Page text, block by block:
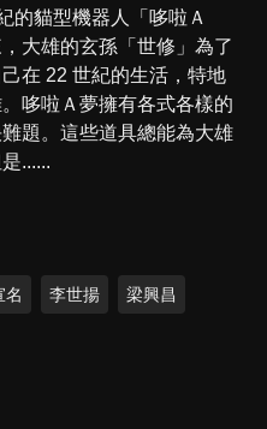
的貓型機器人「哆啦Ａ
大雄的玄孫「世修」為了
在 22 世紀的生活，特地
哆啦Ａ夢擁有各式各樣的
題。這些道具總能為大雄
......
名 李世揚 梁興昌